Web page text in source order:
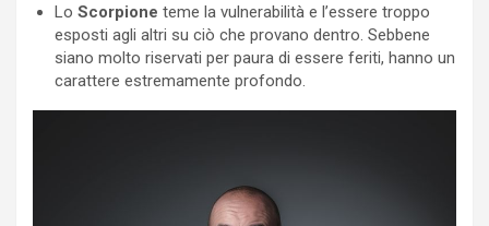
Lo Scorpione teme la vulnerabilità e l’essere troppo
esposti agli altri su ciò che provano dentro. Sebbene
siano molto riservati per paura di essere feriti, hanno un
carattere estremamente profondo.